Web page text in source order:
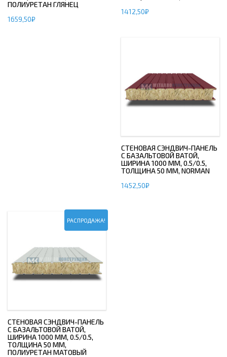
ПОЛИУРЕТАН ГЛЯНЕЦ
1659,50₽
1412,50₽
СТЕНОВАЯ СЭНДВИЧ-ПАНЕЛЬ
С БАЗАЛЬТОВОЙ ВАТОЙ,
ШИРИНА 1000 ММ, 0.5/0.5,
ТОЛЩИНА 50 ММ, NORMAN
1452,50₽
РАСПРОДАЖА!
СТЕНОВАЯ СЭНДВИЧ-ПАНЕЛЬ
С БАЗАЛЬТОВОЙ ВАТОЙ,
ШИРИНА 1000 ММ, 0.5/0.5,
ТОЛЩИНА 50 ММ,
ПОЛИУРЕТАН МАТОВЫЙ